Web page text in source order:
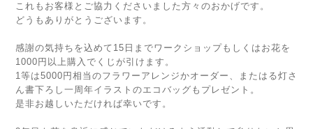
これもお客様とご協力くださいました方々のおかげです。
どうもありがとうございます。
感謝の気持ちを込めて15日までワークショップもしくはお花を
1000円以上購入でくじが引けます。
1等は5000円相当のフラワーアレンジかオーダー、またはる灯さ
ん書下ろし一周年イラストのエコバッグもプレゼント。
是非お越しいただければ幸いです。